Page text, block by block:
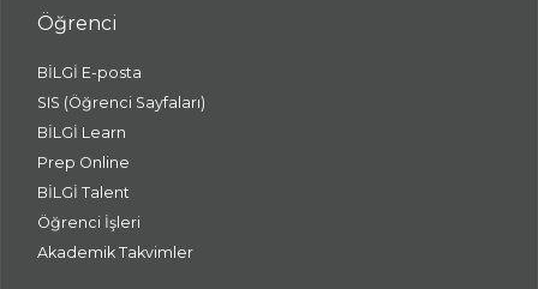
Öğrenci
BİLGİ E-posta
SIS (Öğrenci Sayfaları)
BİLGİ Learn
Prep Online
BİLGİ Talent
Öğrenci İşleri
Akademik Takvimler